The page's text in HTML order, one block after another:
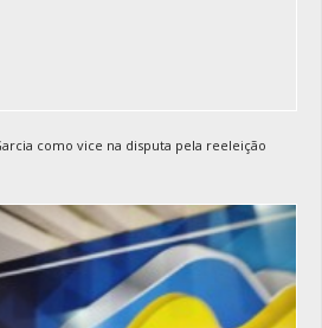
como vice na disputa pela reeleição